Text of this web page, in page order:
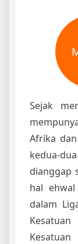
Sejak
Afrika
kedua-
dianggap
hal
dalam